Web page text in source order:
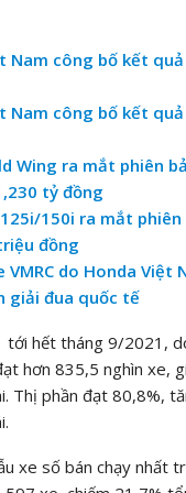
Nam công bố kết
Nam công bố kết
Wing ra mắt phiên
tỷ đồng
150i ra mắt
đồng
VMRC do Honda Việt
giải đua quốc tế
hết tháng 9/2021,
hơn 835,5 nghìn xe,
Thị phần đạt 80,8%,
xe số bán chạy nhất